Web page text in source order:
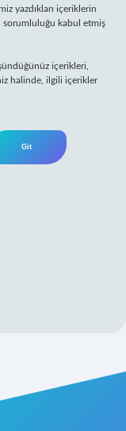
yazdıkları içeriklerin
sorumluluğu kabul etmiş
içerikleri,
halinde, ilgili içerikler